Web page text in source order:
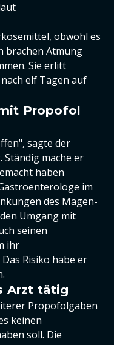
obwohl es
brachen Atmung
Sie erlitt
elf Tagen auf
Propofol
sagte der
Ständig mache er
haben
im
des Magen-
Umgang mit
seinen
ihr
Risiko habe er
Arzt tätig
Propofolgaben
keinen
soll. Die